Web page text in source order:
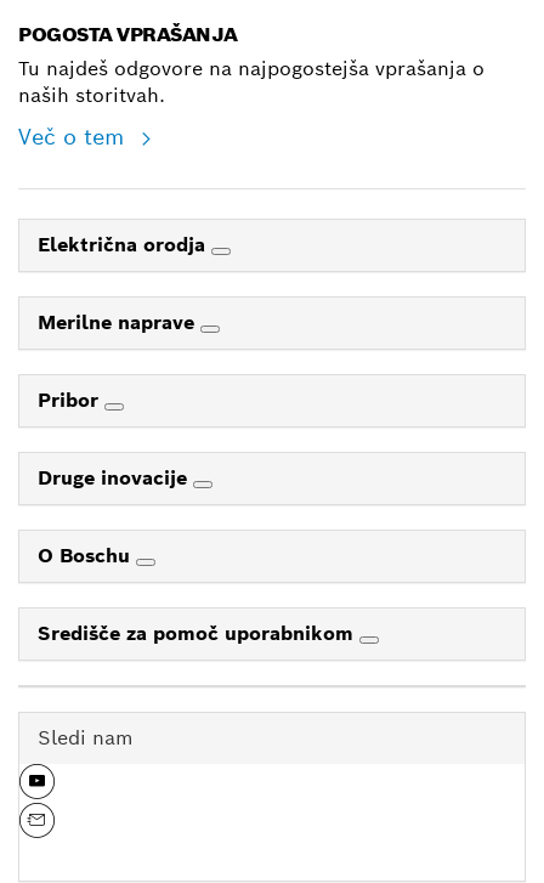
POGOSTA VPRAŠANJA
Tu najdeš odgovore na najpogostejša vprašanja o
naših storitvah.
Več o tem
Električna orodja
Merilne naprave
Pribor
Druge inovacije
O Boschu
Središče za pomoč uporabnikom
Sledi nam